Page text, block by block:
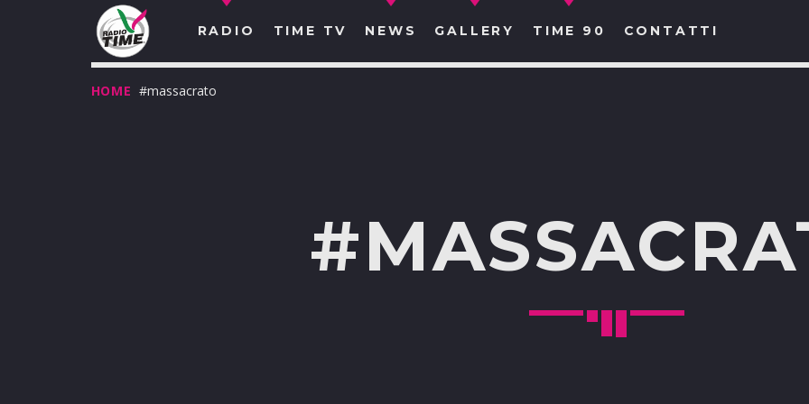
RADIO TIME TV NEWS GALLERY TIME 90 CONTATTI
HOME #massacrato